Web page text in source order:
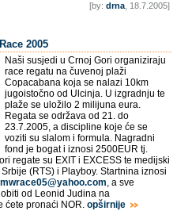
[by: drna, 18.7.2005]
2005
Naši susjedi u Crnoj Gori organiziraju
race regatu na čuvenoj plaži
Copacabana koja se nalazi 10km
jugoistočno od Ulcinja. U izgradnju te
plaže se uložilo 2 milijuna eura.
Regata se održava od 21. do
23.7.2005, a discipline koje će se
voziti su slalom i formula. Nagradni
fond je bogat i iznosi 2500EUR tj.
regate su EXIT i EXCESS te medijski
(RTS) i Playboy. Startnina iznosi
mwrace05@yahoo.com , a sve
od Leonid Judina na
pronaći NOR. opširnije